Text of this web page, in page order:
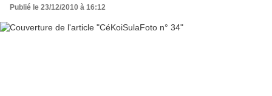
Publié le 23/12/2010 à 16:12